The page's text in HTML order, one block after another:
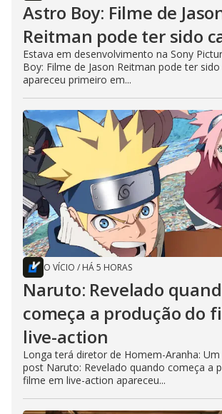
Astro Boy: Filme de
Reitman pode ter sido
Estava em desenvolvimento na Sony
Boy: Filme de Jason Reitman pode ter
apareceu primeiro em...
O VÍCIO / HÁ 5 HORAS
Naruto: Revelado
começa a produção do
live-action
Longa terá diretor de Homem-Aranha:
post Naruto: Revelado quando começa a
filme em live-action apareceu...